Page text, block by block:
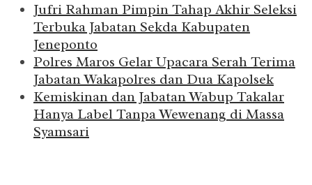
Jufri Rahman Pimpin Tahap Akhir Seleksi
Terbuka Jabatan Sekda Kabupaten
Jeneponto
Polres Maros Gelar Upacara Serah Terima
Jabatan Wakapolres dan Dua Kapolsek
Kemiskinan dan Jabatan Wabup Takalar
Hanya Label Tanpa Wewenang di Massa
Syamsari